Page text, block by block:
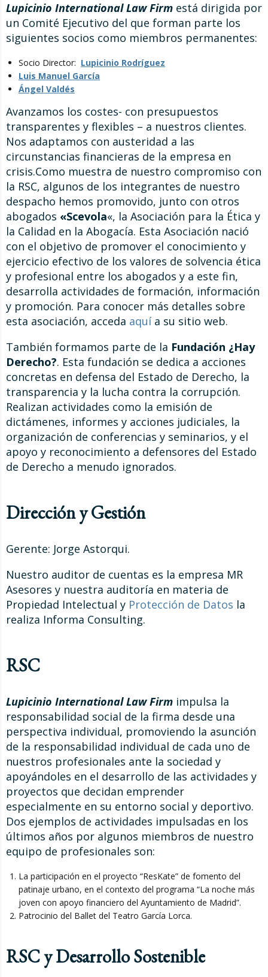
Lupicinio International Law Firm está dirigida por
un Comité Ejecutivo del que forman parte los
siguientes socios como miembros permanentes:
Socio Director: Lupicinio Rodríguez
Luis Manuel García
Ángel Valdés
Avanzamos los costes- con presupuestos
transparentes y flexibles – a nuestros clientes.
Nos adaptamos con austeridad a las
circunstancias financieras de la empresa en
crisis.Como muestra de nuestro compromiso con
la RSC, algunos de los integrantes de nuestro
despacho hemos promovido, junto con otros
abogados «Scevola«, la Asociación para la Ética y
la Calidad en la Abogacía. Esta Asociación nació
con el objetivo de promover el conocimiento y
ejercicio efectivo de los valores de solvencia ética
y profesional entre los abogados y a este fin,
desarrolla actividades de formación, información
y promoción. Para conocer más detalles sobre
esta asociación, acceda aquí a su sitio web.
También formamos parte de la Fundación ¿Hay
Derecho?. Esta fundación se dedica a acciones
concretas en defensa del Estado de Derecho, la
transparencia y la lucha contra la corrupción.
Realizan actividades como la emisión de
dictámenes, informes y acciones judiciales, la
organización de conferencias y seminarios, y el
apoyo y reconocimiento a defensores del Estado
de Derecho a menudo ignorados.
Dirección y Gestión
Gerente: Jorge Astorqui.
Nuestro auditor de cuentas es la empresa MR
Asesores y nuestra auditoría en materia de
Propiedad Intelectual y Protección de Datos la
realiza Informa Consulting.
RSC
Lupicinio International Law Firm impulsa la
responsabilidad social de la firma desde una
perspectiva individual, promoviendo la asunción
de la responsabilidad individual de cada uno de
nuestros profesionales ante la sociedad y
apoyándoles en el desarrollo de las actividades y
proyectos que decidan emprender
especialmente en su entorno social y deportivo.
Dos ejemplos de actividades impulsadas en los
últimos años por algunos miembros de nuestro
equipo de profesionales son:
La participación en el proyecto “ResKate” de fomento del
patinaje urbano, en el contexto del programa “La noche más
joven con apoyo financiero del Ayuntamiento de Madrid”.
Patrocinio del Ballet del Teatro García Lorca.
RSC y Desarrollo Sostenible